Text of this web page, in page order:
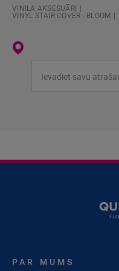
VINILA AKSESUĀRI
VINYL STAIR COVER - BLOOM
PAR MUMS